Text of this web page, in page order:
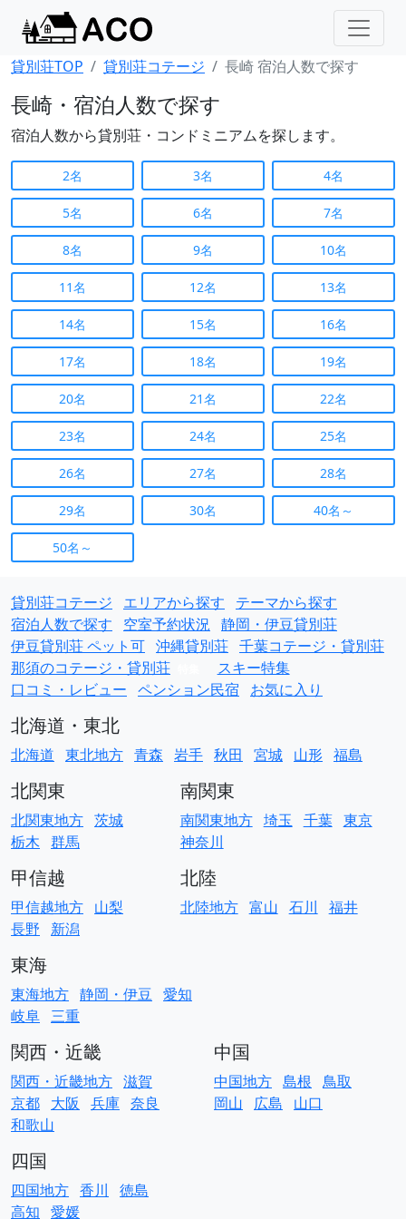
貸別荘TOP 貸別荘コテージ 長崎 宿泊人数で探す
長崎・宿泊人数で探す
宿泊人数から貸別荘・コンドミニアムを探します。
2名 3名 4名
5名 6名 7名
8名 9名 10名
11名 12名 13名
14名 15名 16名
17名 18名 19名
20名 21名 22名
23名 24名 25名
26名 27名 28名
29名 30名 40名～
50名～
貸別荘コテージ エリアから探す
テーマから探す
宿泊人数で探す
空室予約状況 静岡・伊豆貸別荘
伊豆貸別荘 ペット可 沖縄貸別荘 千葉コテージ・貸別荘
那須のコテージ・貸別荘
スキー特集
口コミ・レビュー ペンション民宿 お気に入り
北海道・東北
北海道 東北地方 青森 岩手 秋田 宮城 山形 福島
北関東
北関東地方 茨城
栃木 群馬
南関東
南関東地方 埼玉 千葉 東京
神奈川
甲信越
甲信越地方 山梨
長野
新潟
北陸
北陸地方 富山 石川 福井
東海
東海地方 静岡・伊豆 愛知
岐阜 三重
関西・近畿
関西・近畿地方 滋賀
京都 大阪 兵庫 奈良
和歌山
中国
中国地方 島根 鳥取
岡山
広島 山口
四国
四国地方 香川
徳島
高知 愛媛